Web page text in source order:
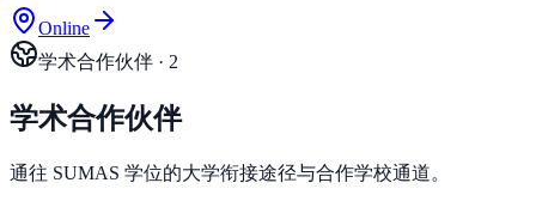
Online
学术合作伙伴 · 2
学术合作伙伴
通往 SUMAS 学位的大学衔接途径与合作学校通道。